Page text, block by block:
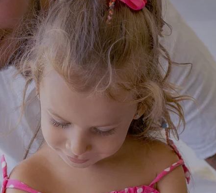
LISH
TSCH
NÇAIS
Apartments
Zimmer
Swimmingpools
Restaurant
Mini-Club
Angebote
Kontakte
Attraktionen